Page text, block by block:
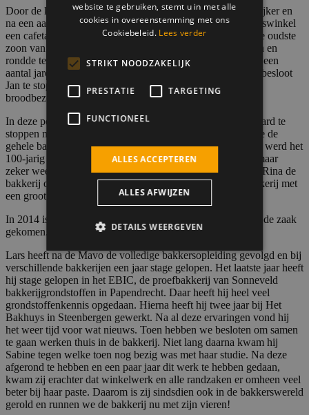
Door de komst van de supermarkten werd het steeds moeilijker en
na een aantal jaren begonnen zij in plaats van de kruidenierswinkel
een cafetaria naast de bakkerswinkel. Inmiddels was Jos, de oudste
zoon van Jan, in de bakkerij en de bezorging komen helpen en
rondde terwijl zijn bakkersopleiding af in Oudenbosch. Na een
aantal jaren besloot deze de bakkerij niet over te nemen en besloot
Jan te stoppen met de cafetaria en te stoppen met de
broodbezorging.
In deze periode, eind jaren 70, besloot de jongste zoon Gerard te
stoppen met zijn studie en bakker te worden. Gerard volgde de
gehele bakkersopleiding en begon thuis te werken. In 1982 werd het
100-jarig bestaan gevierd en bloeide het bedrijf langzaam maar
zeker weer op. In 1983 nam Gerard samen met zijn vrouw Rina de
bakkerij over en groeide deze uit tot een zeer moderne bakkerij met
een groot assortiment aan brood en gebak.
In 2014 is Lars, de jongste zoon van Gerard en Rina, bij in de zaak
gekomen.
Lars heeft na de Mavo de volledige bakkersopleiding gevolgd en bij
verschillende bakkerijen een jaar stage gelopen. Het laatste jaar heeft
hij stage gelopen in het EBIC, de proefbakkerij van Sonneveld
bakkerijgrondstoffen in Papendrecht. Daar heeft hij heel veel
grondstoffenkennis opgedaan. Hierna heeft hij twee jaar bij Het
Bakhuys in Steenbergen gewerkt. Na al deze ervaringen vond hij
het weer tijd voor wat nieuws. Toen hebben we besloten om samen
te gaan werken thuis in de bakkerij. Niet lang daarna kwam hij
Sabine tegen welke toen nog bezig was met haar studie. Na deze
afgerond te hebben en een paar jaar dit werk te hebben gedaan,
kwam zij erachter dat winkelwerk en alle randzaken er omheen veel
beter bij haar paste. Daarom is zij sindsdien ook in de bakkerswereld
gerold en runnen we de bakkerij nu met zijn vieren!
website te gebruiken, stemt u in met alle
cookies in overeenstemming met ons
Cookiebeleid. Lees verder
STRIKT NOODZAKELIJK
PRESTATIE TARGETING
FUNCTIONEEL
ALLES ACCEPTEREN
ALLES AFWIJZEN
DETAILS WEERGEVEN
Strikt noodzakelijk
Prestatie
Targeting
Functioneel
Strikt noodzakelijke cookies maken de
kernfunctionaliteiten van de website mogelijk,
zoals gebruikersaanmelding en accountbeheer.
De website kan niet goed worden gebruikt
zonder de strikt noodzakelijke cookies.
Naam
Aanbieder / Domein
Vervaldatum
ASP.NET_SessionId
Microsoft Corporation